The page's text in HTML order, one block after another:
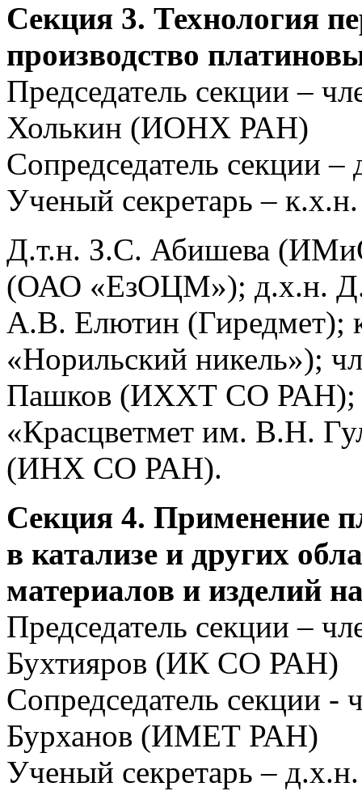
Секция 3. Технология
производство
Председатель секции –
Холькин (ИОНХ РАН)
Сопредседатель
Ученый секретарь –
Д.т.н. З.С. Абишева
(ОАО «ЕзОЦМ»); д.х.н.
А.В. Елютин
«Норильский никель»);
Пашков (ИХХТ СО
«Красцветмет им. В.Н.
(ИНХ СО РАН).
Секция 4. Применение
в катализе и других
материалов и изделий
Председатель секции –
Бухтияров (ИК СО РАН)
Сопредседатель секции
Бурханов (ИМЕТ РАН)
Ученый секретарь –